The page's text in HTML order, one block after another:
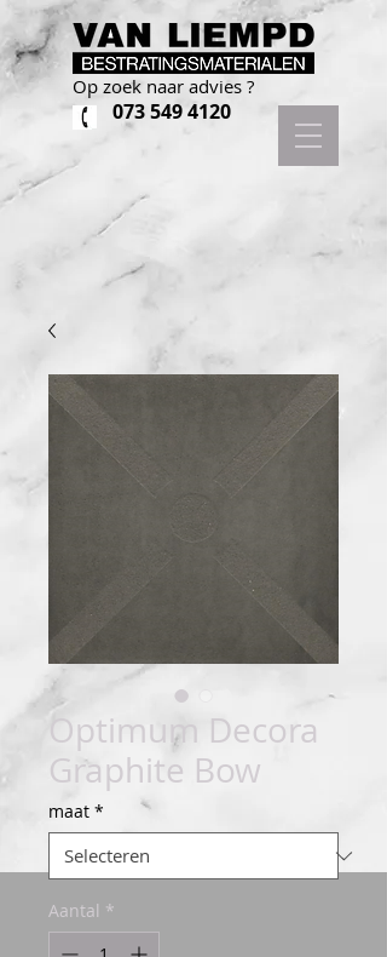
Op zoek naar advies ?
073 549 4120
Optimum Decora
Graphite Bow
maat *
Aantal *